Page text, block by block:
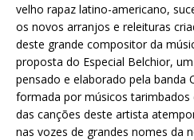
velho rapaz latino-americano,
os novos arranjos e releituras
deste grande compositor da
proposta do Especial Belchior,
pensado e elaborado pela banda
formada por músicos
das canções deste artista
nas vozes de grandes nomes da